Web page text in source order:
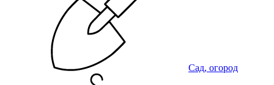
Сад, огород